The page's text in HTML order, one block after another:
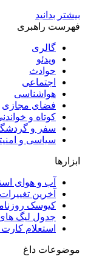
بیشتر بدانید
فهرست راهبری
گالری
ویدئو
حوادث
اجتماعی
هواشناسی
فضای مجازی
کوتاه و
سفر و
سیاسی و
ابزارها
آب و هوای
آخرین تغییرات
کیوسک
جدول لیگ
استعلام
موضوعات داغ